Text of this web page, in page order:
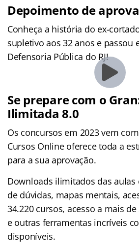
Depoimento de
Conheça a história do ex-
supletivo aos 32 anos e passou
Defensoria Pública do RJ!
Se prepare com o
Ilimitada 8.0
Os concursos em 2023 vem
Cursos Online oferece toda a
para a sua aprovação.
Downloads ilimitados das aulas
de dúvidas, mapas mentais,
34.220 cursos, acesso a mais
e outras ferramentas incríveis
disponíveis.